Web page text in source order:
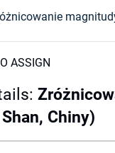
ASSIGN
:
Chiny)